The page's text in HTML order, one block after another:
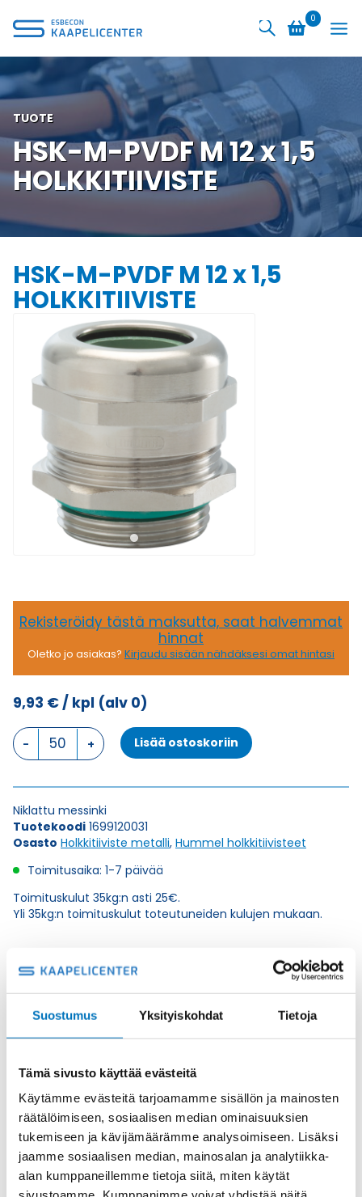
Suostumus Yksityiskohdat Tietoja
Tämä sivusto käyttää evästeitä
Käytämme evästeitä tarjoamamme sisällön ja mainosten
räätälöimiseen, sosiaalisen median ominaisuuksien
tukemiseen ja kävijämäärämme analysoimiseen. Lisäksi
jaamme sosiaalisen median, mainosalan ja analytiikka-
alan kumppaneillemme tietoja siitä, miten käytät
sisältöön
0
TUOTE
HSK-M-PVDF M 12 x 1,5
HOLKKITIIVISTE
HSK-M-PVDF M 12 x 1,5
HOLKKITIIVISTE
Rekisteröidy tästä maksutta, saat halvemmat
hinnat
Oletko jo asiakas? Kirjaudu sisään nähdäksesi omat hintasi
9,93 €/ kpl (alv 0)
HSK-
M-
M
x
1,5
HOLKKITIIVISTE
määrä
Lisää ostoskoriin
Niklattu messinki
Tuotekoodi 1699120031
Osasto Holkkitiiviste metalli, Hummel holkkitiivisteet
Toimitusaika: 1-7 päivää
Toimituskulut 35kg:n asti 25€.
Yli 35kg:n toimituskulut toteutuneiden kulujen mukaan.
Valmistaja
Hummel Ag
Kierteen Pituus Gl
Tuotenimi/Malli
HSK-M-PVDF
Etim 7
Materiaali
Niklattu messinki
Kierre
Metr.-pitkä
Ulkokierre Ag
M 12 x 1,5
Normen